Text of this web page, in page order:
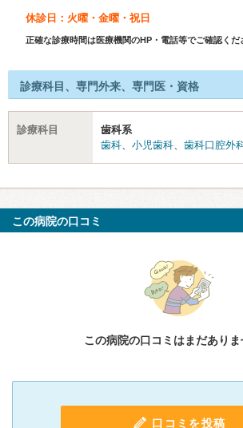
休診日：火曜・金曜・祝日
正確な診療時間は医療機関のHP・電話等でご確認くだ
診療科目、専門外来、専門医・資格
診療科目
歯科系
歯科、 小児歯科、 歯科口腔外
この病院の口コミ
この病院の口コミはまだありま
口コミを投稿